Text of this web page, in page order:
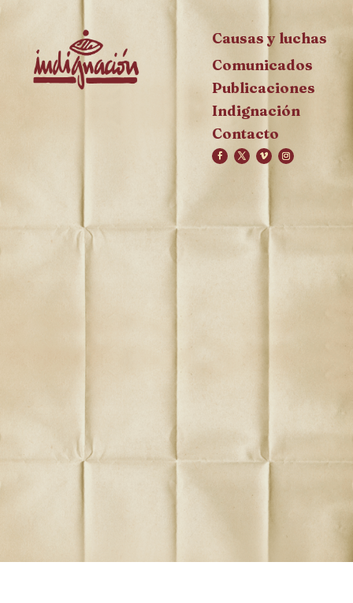
Causas y luchas
Comunicados
Publicaciones
Indignación
Contacto